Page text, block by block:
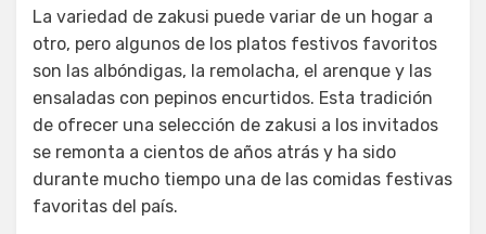
La variedad de zakusi puede variar de un hogar a
otro, pero algunos de los platos festivos favoritos
son las albóndigas, la remolacha, el arenque y las
ensaladas con pepinos encurtidos. Esta tradición
de ofrecer una selección de zakusi a los invitados
se remonta a cientos de años atrás y ha sido
durante mucho tiempo una de las comidas festivas
favoritas del país.